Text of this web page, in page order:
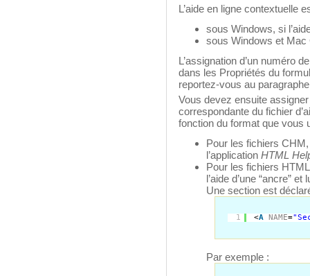
L’aide en ligne contextuelle
sous Windows, si
sous Windows et Mac
L’assignation d’un numéro
dans les Propriétés du
reportez-vous au
Vous devez ensuite
correspondante du fichier
fonction du format que vous
Pour les fichiers
l’application HTML
Pour les fichiers
l’aide d’une “ancre”
Une section est
1 <A NAME=
Par exemple :